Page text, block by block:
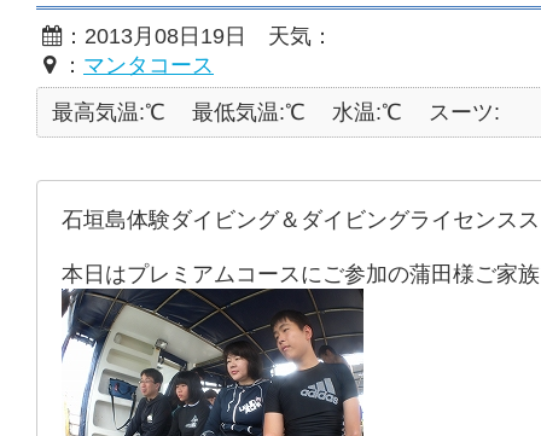
：2013月08日19日 天気：
： マンタコース
最高気温:℃
最低気温:℃ 水温:℃ スーツ:
石垣島体験ダイビング＆ダイビングライセンス
本日はプレミアムコースにご参加の蒲田様ご家